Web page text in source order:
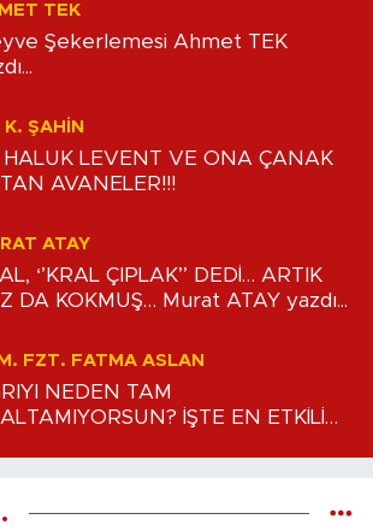
TEK
Şekerlemesi Ahmet TEK
K. ŞAHİN
HALUK LEVENT VE ONA ÇANAK
AVANELER!!!
ATAY
‘’KRAL ÇIPLAK’’ DEDİ… ARTIK
DA KOKMUŞ… Murat ATAY yazdı...
FZT. FATMA ASLAN
NEDEN TAM
İŞTE EN ETKİLİ